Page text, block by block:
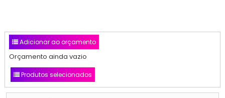
Adicionar ao orçamento
Orçamento ainda vazio
Produtos selecionados